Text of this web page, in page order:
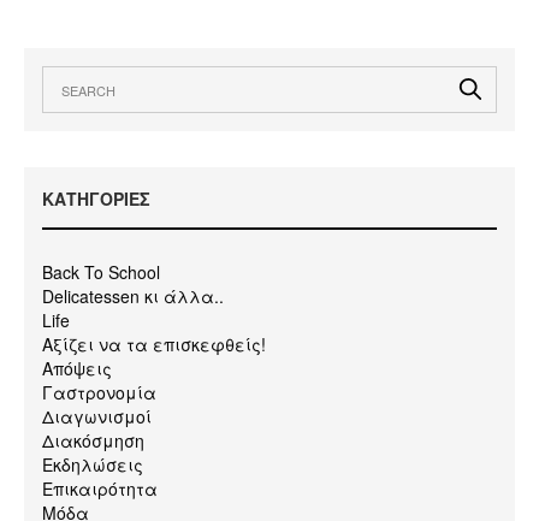
KΑΤΗΓΟΡΙΕΣ
Back To School
Delicatessen κι άλλα..
Life
Αξίζει να τα επισκεφθείς!
Απόψεις
Γαστρονομία
Διαγωνισμοί
Διακόσμηση
Εκδηλώσεις
Επικαιρότητα
Μόδα